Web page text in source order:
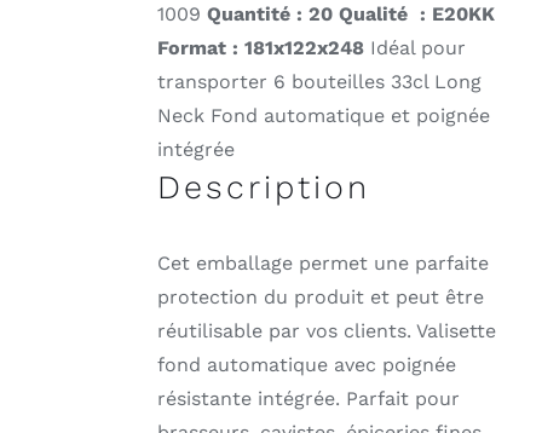
1009Quantité : 20 Qualité : E20KK
Format : 181x122x248 Idéal pour
transporter 6 bouteilles 33cl Long
Neck Fond automatique et poignée
intégrée
Description
Cet emballage permet une parfaite
protection du produit et peut être
réutilisable par vos clients. Valisette
fond automatique avec poignée
résistante intégrée. Parfait pour